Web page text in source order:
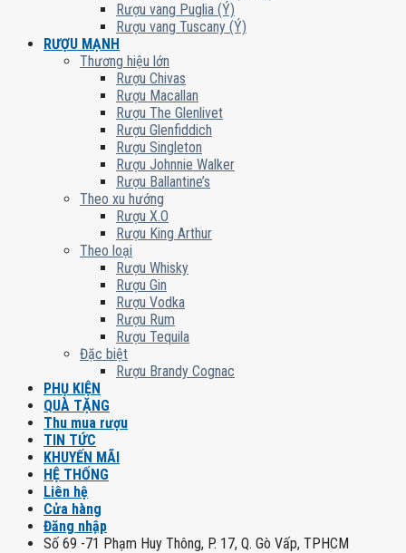
Rượu vang Puglia (Ý)
Rượu vang Tuscany (Ý)
RƯỢU MẠNH
Thương hiệu lớn
Rượu Chivas
Rượu Macallan
Rượu The Glenlivet
Rượu Glenfiddich
Rượu Singleton
Rượu Johnnie Walker
Rượu Ballantine’s
Theo xu hướng
Rượu X.O
Rượu King Arthur
Theo loại
Rượu Whisky
Rượu Gin
Rượu Vodka
Rượu Rum
Rượu Tequila
Đặc biệt
Rượu Brandy Cognac
PHỤ KIỆN
QUÀ TẶNG
Thu mua rượu
TIN TỨC
KHUYẾN MÃI
HỆ THỐNG
Liên hệ
Cửa hàng
Đăng nhập
Số 69 -71 Phạm Huy Thông, P. 17, Q. Gò Vấp, TPHCM